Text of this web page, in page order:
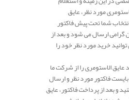
مورد نظر، عایق
شما تحت پیش فاکتور
گرامی ارسال می شود و بعد از
خرید مورد نظر خود را
الاستومری را از شرکت ما
فاکتور مورد نظر و ارسال
و بعد از پرداخت فاکتور، عایق